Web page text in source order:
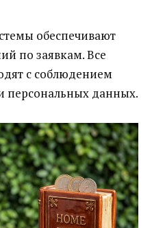
обеспечивают
по заявкам. Все
с соблюдением
персональных данных.